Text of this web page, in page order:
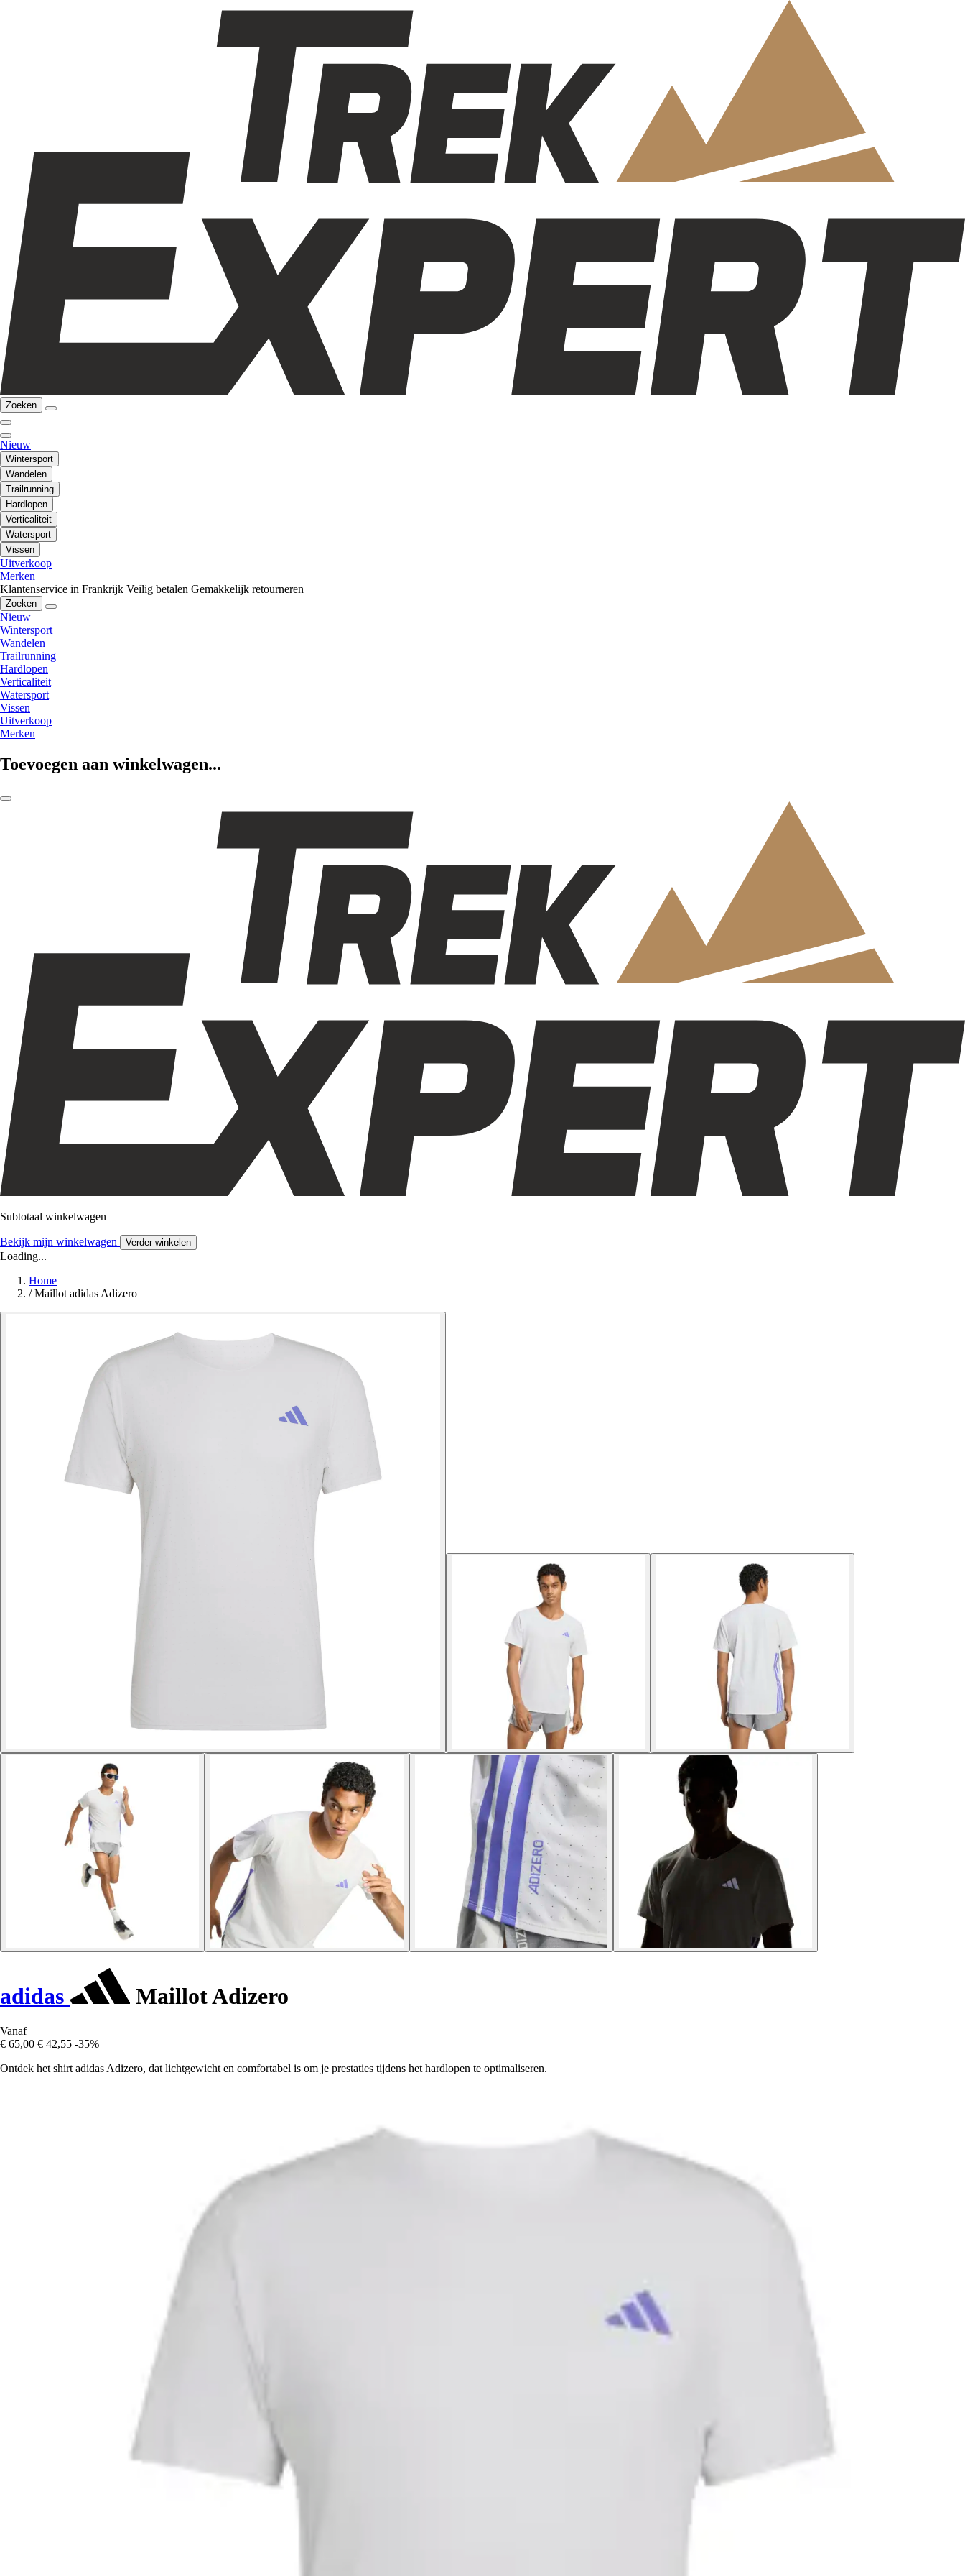
Zoeken
Nieuw
Wintersport
Wandelen
Trailrunning
Hardlopen
Verticaliteit
Watersport
Vissen
Uitverkoop
Merken
Klantenservice in Frankrijk Veilig betalen Gemakkelijk retourneren
Zoeken
Nieuw
Wintersport
Wandelen
Trailrunning
Hardlopen
Verticaliteit
Watersport
Vissen
Uitverkoop
Merken
Toevoegen aan winkelwagen...
Subtotaal winkelwagen
Bekijk mijn winkelwagen Verder winkelen
Loading...
Home
/ Maillot adidas Adizero
adidas Maillot Adizero
Vanaf
€ 65,00 € 42,55 -35%
Ontdek het shirt adidas Adizero, dat lichtgewicht en comfortabel is om je prestaties tijdens het hardlopen te optimaliseren.